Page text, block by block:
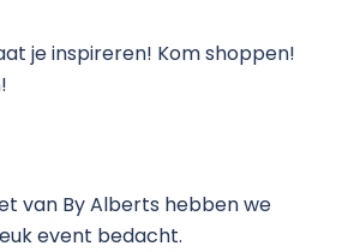
je inspireren! Kom shoppen!
van By Alberts hebben we
event bedacht.